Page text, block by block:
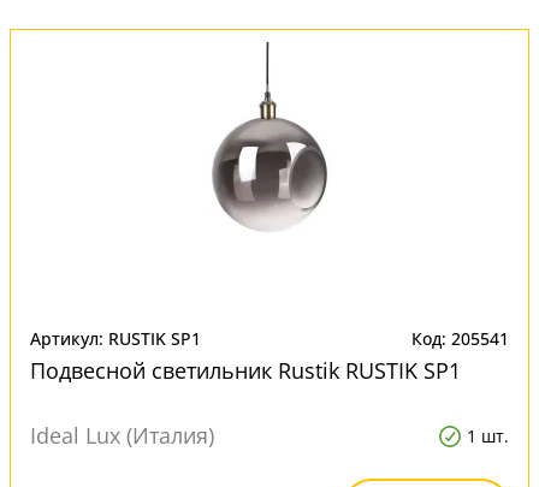
Артикул: RUSTIK SP1 Код: 205541
Подвесной светильник Rustik RUSTIK SP1
Ideal Lux (Италия) 1 шт.